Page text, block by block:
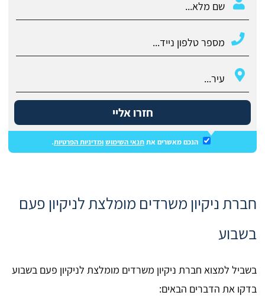
חזרו אליי
הנכם מאשרים אתתנאי השימושומדיניות הפרטיות.
חברת ניקיון משרדים מומלצת לניקיון פעם
בשבוע
בשביל למצוא חברת ניקיון משרדים מומלצת לניקיון פעם בשבוע
בדקו את הדברים הבאים: